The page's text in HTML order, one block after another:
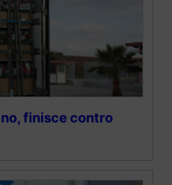
finisce contro